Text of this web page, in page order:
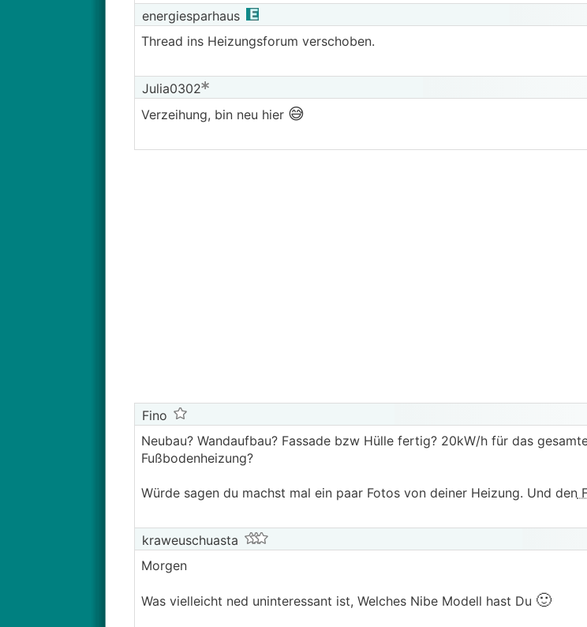
energiesparhaus
Thread ins Heizungsforum verschoben.
Julia0302
Verzeihung, bin neu hier 😅
Fino
Neubau? Wandaufbau? Fassade bzw Hülle fertig? 20kW/h für das
Fußbodenheizung?
Würde sagen du machst mal ein paar Fotos von deiner Heizung. Und den
kraweuschuasta
Morgen
Was vielleicht ned uninteressant ist, Welches Nibe Modell hast Du 🙂